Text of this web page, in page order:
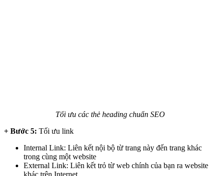
Tối ưu các thẻ heading chuẩn SEO
+ Bước 5: Tối ưu link
Internal Link: Liên kết nội bộ từ trang này đến trang khác
trong cùng một website
External Link: Liên kết trỏ từ web chính của bạn ra website